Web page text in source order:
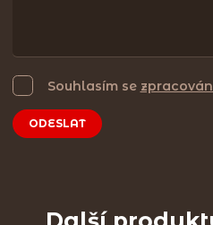
Souhlasím se
ODESLAT